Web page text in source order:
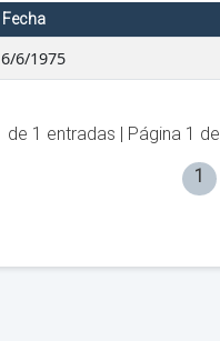
Fecha
6/6/1975
de 1 entradas | Página 1 de
1